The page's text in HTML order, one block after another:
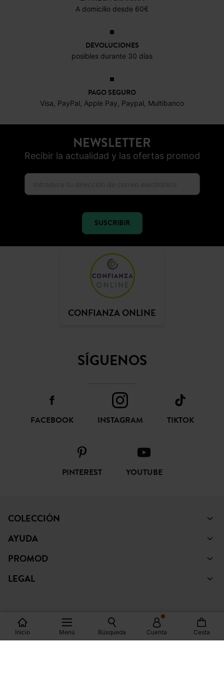
Inicio Menú Búsqueda Cuenta Cesta
A domicilio desde 60€
DEVOLUCIONES
posibles durante 30 días
PAGO SEGURO
Visa, PayPal, Apple Pay, Paypal, Multibanco
NEWSLETTER
Recibir la actualidad y las ofertas promod
SUSCRIBIR
CONFIANZA ONLINE
SÍGUENOS
FACEBOOK INSTAGRAM TIKTOK
PINTEREST YOUTUBE
COLECCIÓN
AYUDA
PROMOD
LEGAL